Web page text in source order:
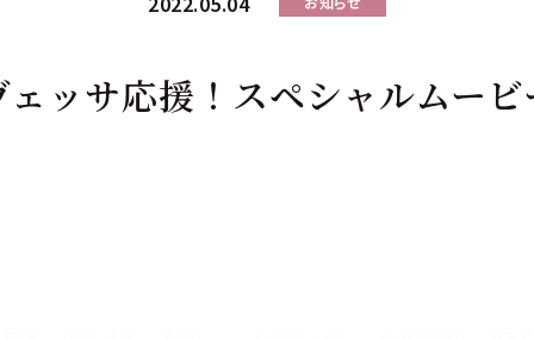
ッサ応援！スペシャルムー